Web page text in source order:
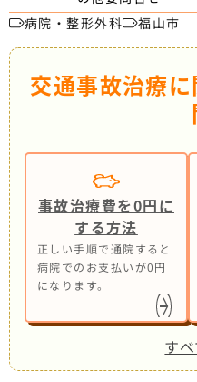
病院・整形外科
福山市
交通事故治療
事故治療費を0円に
する方法
正しい手順で通院すると
病院でのお支払いが0円
になります。
す